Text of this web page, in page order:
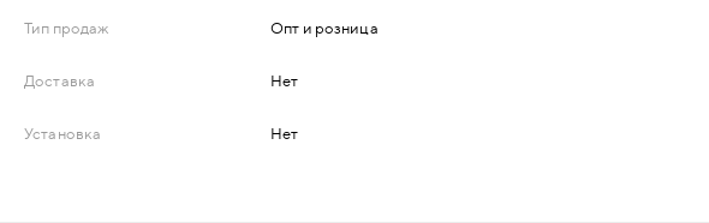
СПЕЦИАЛИЗИРОВАННЫЕ
Тип продаж Опт и розница
Доставка Нет
Установка Нет